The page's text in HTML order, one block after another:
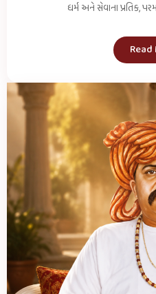
ધર્મ અને સેવાના પ્રતિક,